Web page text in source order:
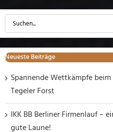
Suche
nach:
Neueste Beiträge
Spannende Wettkämpfe beim
Tegeler Forst
IKK BB Berliner Firmenlauf –
gute Laune!